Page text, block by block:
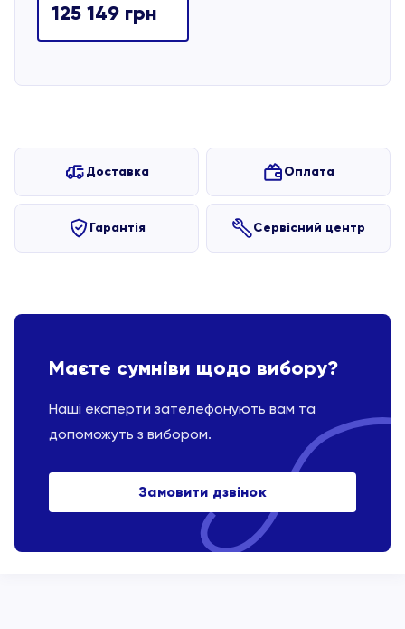
125 149 грн
Доставка Оплата
Гарантія Сервісний центр
Маєте сумніви щодо вибору?
Наші експерти зателефонують вам та
допоможуть з вибором.
Замовити дзвінок